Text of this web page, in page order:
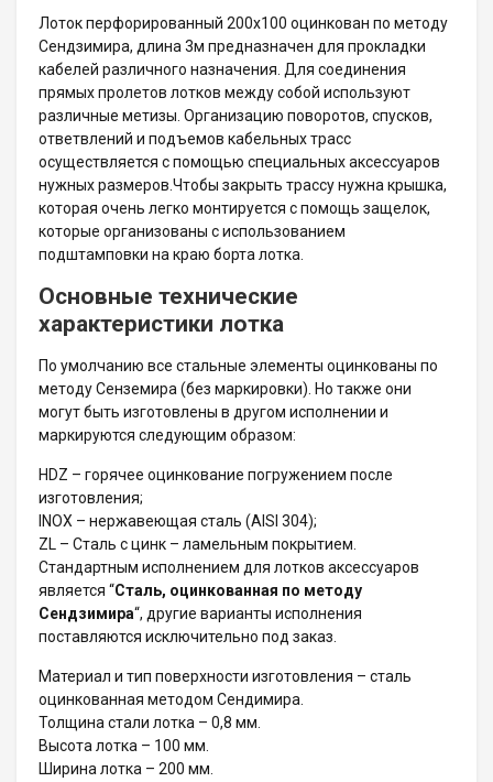
Лоток перфорированный 200х100 оцинкован по методу
Сендзимира, длина 3м предназначен для прокладки
кабелей различного назначения. Для соединения
прямых пролетов лотков между собой используют
различные метизы. Организацию поворотов, спусков,
ответвлений и подъемов кабельных трасс
осуществляется с помощью специальных аксессуаров
нужных размеров.Чтобы закрыть трассу нужна крышка,
которая очень легко монтируется с помощь защелок,
которые организованы с использованием
подштамповки на краю борта лотка.
Основные технические
характеристики лотка
По умолчанию все стальные элементы оцинкованы по
методу Сенземира (без маркировки). Но также они
могут быть изготовлены в другом исполнении и
маркируются следующим образом:
HDZ – горячее оцинкование погружением после
изготовления;
INOX – нержавеющая сталь (AISI 304);
ZL – Сталь с цинк – ламельным покрытием.
Стандартным исполнением для лотков аксессуаров
является “Сталь, оцинкованная по методу
Сендзимира“, другие варианты исполнения
поставляются исключительно под заказ.
Материал и тип поверхности изготовления – сталь
оцинкованная методом Сендимира.
Толщина стали лотка – 0,8 мм.
Высота лотка – 100 мм.
Ширина лотка – 200 мм.